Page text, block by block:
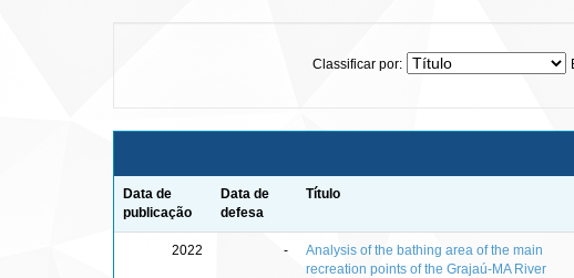
Classificar por:
Data de
publicação
Data de
defesa
Título
2022 -
Analysis of the bathing area of the main
recreation points of the Grajaú-MA River